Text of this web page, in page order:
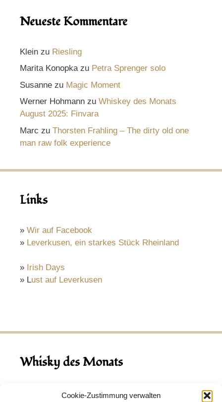
Cookie-Zustimmung verwalten
Neueste Kommentare
Klein zu Riesling
Marita Konopkazu Petra Sprenger solo
Susanne zu Magic Moment
Werner Hohmann zu Whiskey des Monats
August 2025: Finvara
Marc zu Thorsten Frahling – The dirty old one
man raw folk experience
Links
» Wir auf Facebook
» Leverkusen, ein starkes Stück Rheinland
» Irish Days
» Lust auf Leverkusen
Whisky des Monats
August 2026